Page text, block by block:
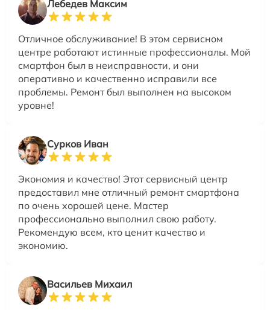
Лебедев Максим
Отличное обслуживание! В этом сервисном
центре работают истинные профессионалы. Мой
смартфон был в неисправности, и они
оперативно и качественно исправили все
проблемы. Ремонт был выполнен на высоком
уровне!
Сурков Иван
Экономия и качество! Этот сервисный центр
предоставил мне отличный ремонт смартфона
по очень хорошей цене. Мастер
профессионально выполнил свою работу.
Рекомендую всем, кто ценит качество и
экономию.
Васильев Михаил